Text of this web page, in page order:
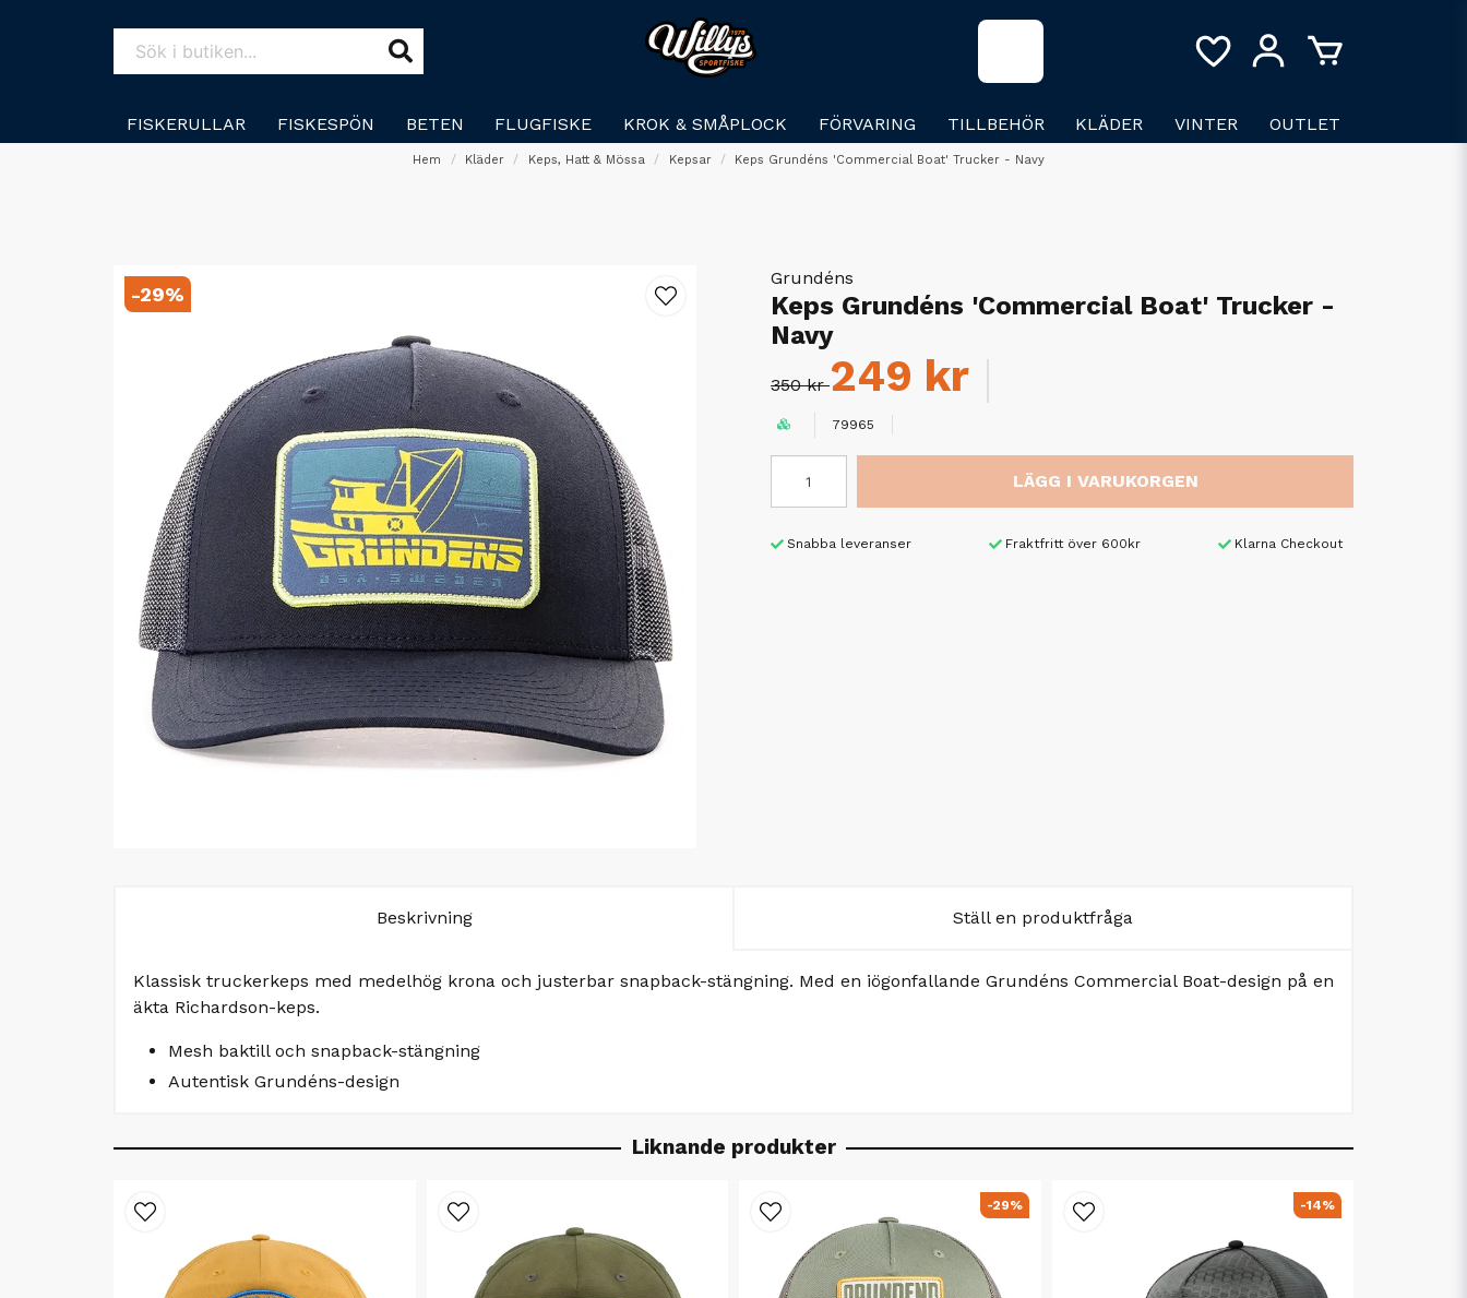
FISKERULLAR FISKESPÖN BETEN FLUGFISKE KROK & SMÅPLOCK FÖRVARING TILLBEHÖR KLÄDER VINTER OUTLET
Hem Kläder Keps, Hatt & Mössa Kepsar Keps Grundéns 'Commercial Boat' Trucker - Navy
-29%
Grundéns
Keps Grundéns 'Commercial Boat' Trucker -
Navy
350 kr249 kr
79965
LÄGG I VARUKORGEN
Snabba leveranser Fraktfritt över 600kr Klarna Checkout
Beskrivning Ställ en produktfråga
Klassisk truckerkeps med medelhög krona och justerbar snapback-stängning. Med en iögonfallande Grundéns Commercial Boat-design på en
äkta Richardson-keps.
Mesh baktill och snapback-stängning
Autentisk Grundéns-design
Liknande produkter
-29% -14%